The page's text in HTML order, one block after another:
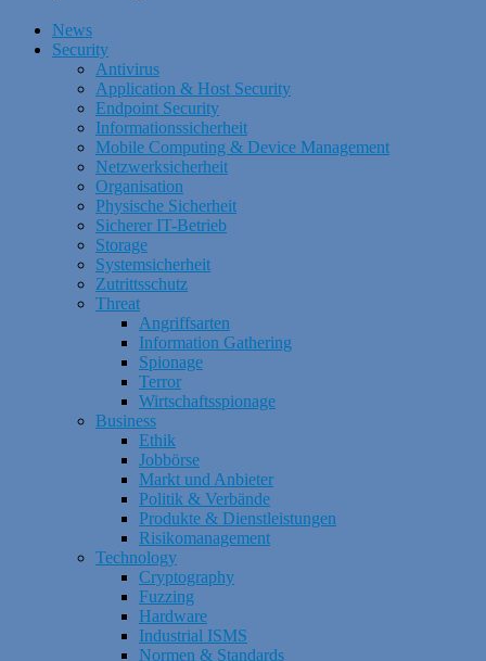
News
Security
Antivirus
Application & Host Security
Endpoint Security
Informationssicherheit
Mobile Computing & Device Management
Netzwerksicherheit
Organisation
Physische Sicherheit
Sicherer IT-Betrieb
Storage
Systemsicherheit
Zutrittsschutz
Threat
Angriffsarten
Information Gathering
Spionage
Terror
Wirtschaftsspionage
Business
Ethik
Jobbörse
Markt und Anbieter
Politik & Verbände
Produkte & Dienstleistungen
Risikomanagement
Technology
Cryptography
Fuzzing
Hardware
Industrial ISMS
Normen & Standards